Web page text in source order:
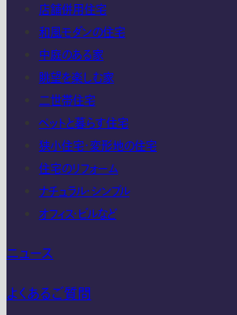
店舗併用住宅
和風モダンの住宅
中庭のある家
眺望を楽しむ家
二世帯住宅
ペットと暮らす住宅
狭小住宅・変形地の住宅
住宅のリフォーム
ナチュラル・シンプル
オフィス・ビルなど
ニュース
よくあるご質問